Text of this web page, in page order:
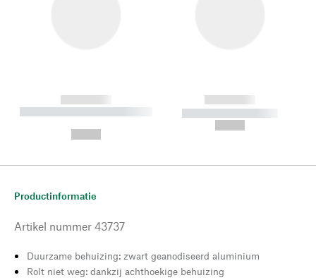
------------
----------- ----------- --------
------------
----------- -----------
Productinformatie
Artikel nummer 43737
Duurzame behuizing: zwart geanodiseerd aluminium
Rolt niet weg: dankzij achthoekige behuizing